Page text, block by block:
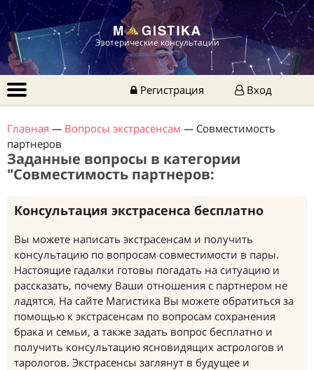
Эзотерические консультации
Регистрация Вход
Главная — Вопросы экстрасенсам — Совместимость
партнеров
Заданные вопросы в категории
"Совместимость партнеров:
Консультация экстрасенса бесплатно
Вы можете написать экстрасенсам и получить
консультацию по вопросам совместимости в пары.
Настоящие гадалки готовы погадать на ситуацию и
рассказать, почему Ваши отношения с партнером не
ладятся. На сайте Магистика Вы можете обратиться за
помощью к экстрасенсам по вопросам сохранения
брака и семьи, а также задать вопрос бесплатно и
получить консультацию ясновидящих астрологов и
тарологов. Экстрасенсы заглянут в будущее и